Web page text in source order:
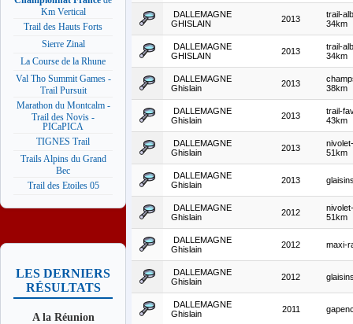
Km Vertical
Trail des Hauts Forts
Sierre Zinal
La Course de la Rhune
Val Tho Summit Games -
Trail Pursuit
Marathon du Montcalm -
Trail des Novis -
PICaPICA
TIGNES Trail
Trails Alpins du Grand
Bec
Trail des Etoiles 05
LES DERNIERS
RÉSULTATS
A la Réunion
DALLEMAGNE
GHISLAIN
2013
trail-
34km
DALLEMAGNE
GHISLAIN
2013
trail-
34km
DALLEMAGNE
Ghislain
2013
38km
DALLEMAGNE
Ghislain
2013
trail-
43km
DALLEMAGNE
Ghislain
2013
51km
DALLEMAGNE
Ghislain
2013
DALLEMAGNE
Ghislain
2012
51km
DALLEMAGNE
Ghislain
2012 maxi-
DALLEMAGNE
Ghislain
2012
DALLEMAGNE
Ghislain
2011